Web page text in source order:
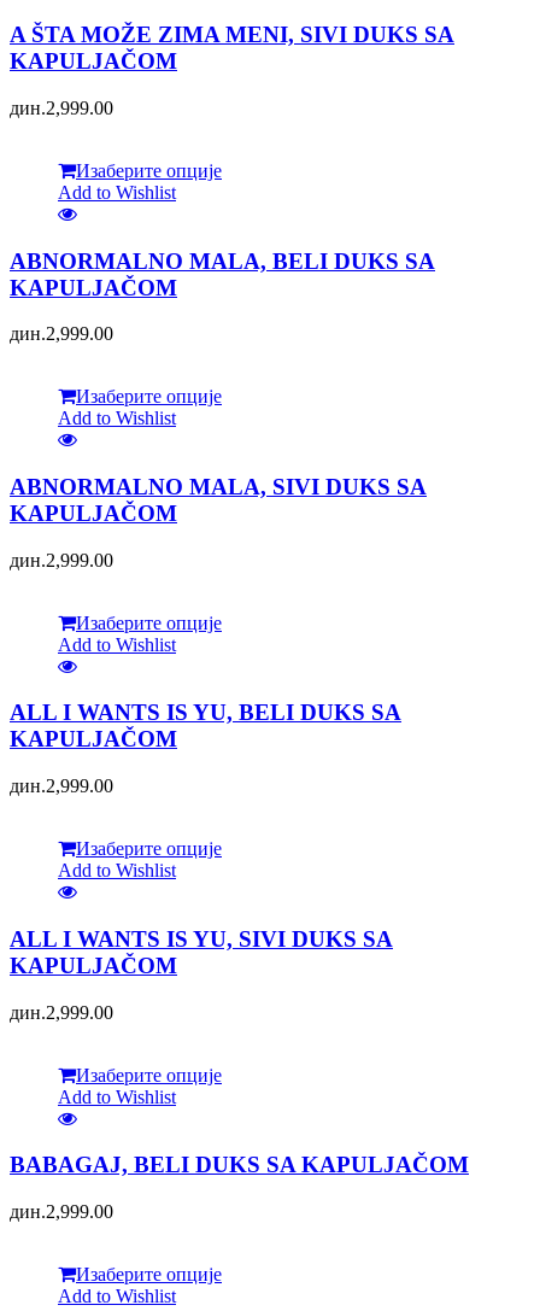
A ŠTA MOŽE ZIMA MENI, SIVI DUKS SA
KAPULJAČOM
дин.2,999.00
Изаберите опције
Add to Wishlist
ABNORMALNO MALA, BELI DUKS SA
KAPULJAČOM
дин.2,999.00
Изаберите опције
Add to Wishlist
ABNORMALNO MALA, SIVI DUKS SA
KAPULJAČOM
дин.2,999.00
Изаберите опције
Add to Wishlist
ALL I WANTS IS YU, BELI DUKS SA
KAPULJAČOM
дин.2,999.00
Изаберите опције
Add to Wishlist
ALL I WANTS IS YU, SIVI DUKS SA
KAPULJAČOM
дин.2,999.00
Изаберите опције
Add to Wishlist
BABAGAJ, BELI DUKS SA KAPULJAČOM
дин.2,999.00
Изаберите опције
Add to Wishlist